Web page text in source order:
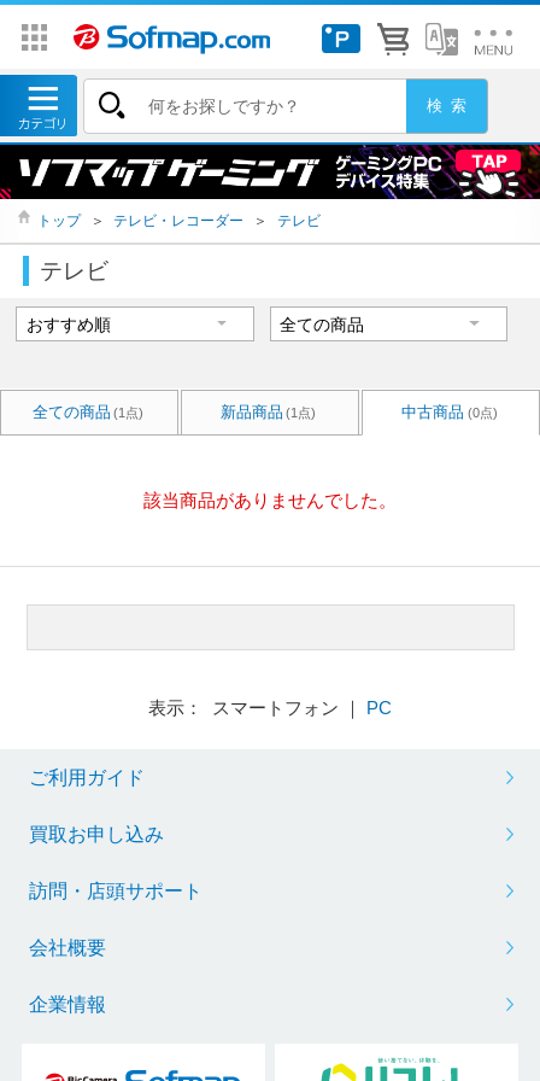
トップ ＞ テレビ・レコーダー ＞ テレビ
テレビ
全ての商品 (1点) 新品商品 (1点) 中古商品 (0点)
該当商品がありませんでした。
表示： スマートフォン ｜ PC
ご利用ガイド
買取お申し込み
訪問・店頭サポート
会社概要
企業情報